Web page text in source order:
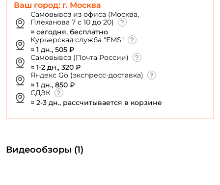
Ваш город: г. Москва
Самовывоз из офиса (Москва,
Плеханова 7 с 10 до 20)
≈ сегодня, бесплатно
Курьерская служба "EMS"
≈ 1 дн., 505 ₽
Самовывоз (Почта России)
≈ 1-2 дн., 320 ₽
Яндекс Go (экспресс-доставка)
≈ 1 дн., 850 ₽
СДЭК
≈ 2-3 дн., рассчитывается в корзине
Видеообзоры (1)